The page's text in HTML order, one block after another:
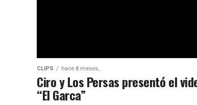
CLIPS hace 8 meses,
Ciro y Los Persas presentó el
“El Garca”